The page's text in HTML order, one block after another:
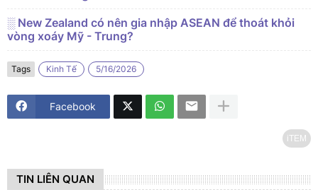
░ New Zealand có nên gia nhập ASEAN để thoát khỏi
vòng xoáy Mỹ - Trung?
Tags Kinh Tế 5/16/2026
Facebook
iTEM
TIN LIÊN QUAN